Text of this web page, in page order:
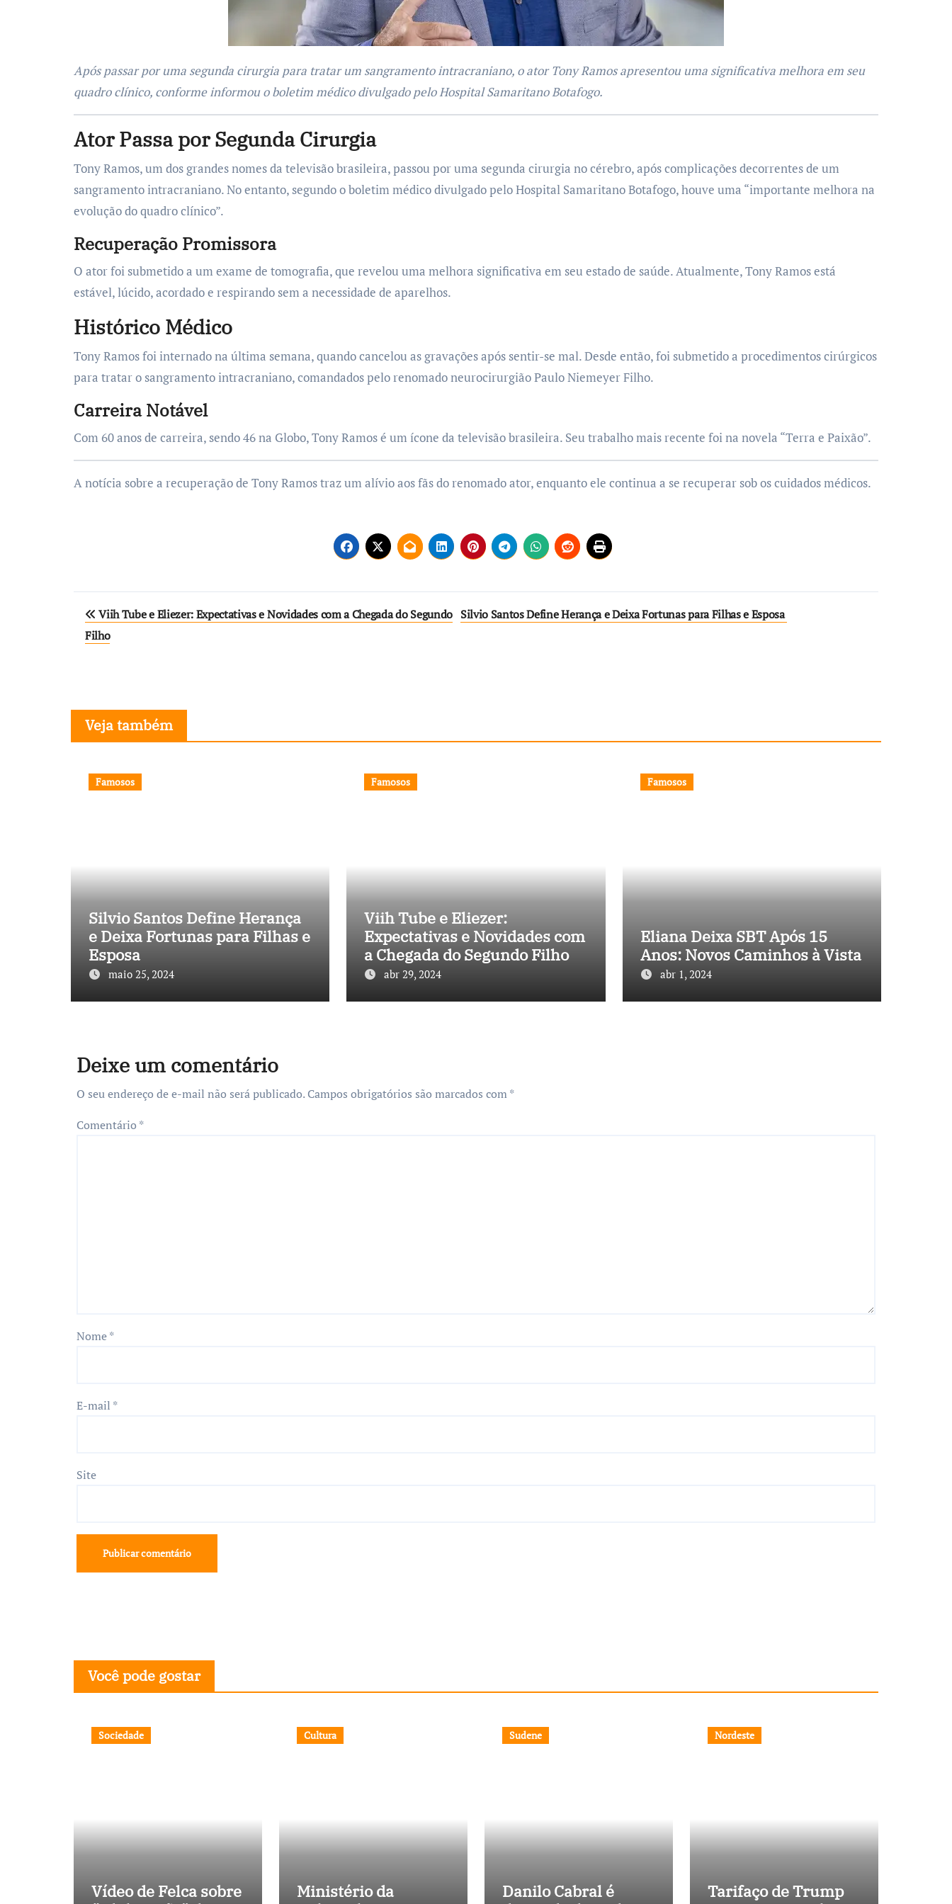
Após passar por uma segunda cirurgia para tratar um sangramento intracraniano, o ator Tony Ramos apresentou uma significativa melhora em seu
quadro clínico, conforme informou o boletim médico divulgado pelo Hospital Samaritano Botafogo.
Ator Passa por Segunda Cirurgia
Tony Ramos, um dos grandes nomes da televisão brasileira, passou por uma segunda cirurgia no cérebro, após complicações decorrentes de um
sangramento intracraniano. No entanto, segundo o boletim médico divulgado pelo Hospital Samaritano Botafogo, houve uma “importante melhora na
evolução do quadro clínico”.
Recuperação Promissora
O ator foi submetido a um exame de tomografia, que revelou uma melhora significativa em seu estado de saúde. Atualmente, Tony Ramos está
estável, lúcido, acordado e respirando sem a necessidade de aparelhos.
Histórico Médico
Tony Ramos foi internado na última semana, quando cancelou as gravações após sentir-se mal. Desde então, foi submetido a procedimentos cirúrgicos
para tratar o sangramento intracraniano, comandados pelo renomado neurocirurgião Paulo Niemeyer Filho.
Carreira Notável
Com 60 anos de carreira, sendo 46 na Globo, Tony Ramos é um ícone da televisão brasileira. Seu trabalho mais recente foi na novela “Terra e Paixão”.
A notícia sobre a recuperação de Tony Ramos traz um alívio aos fãs do renomado ator, enquanto ele continua a se recuperar sob os cuidados médicos.
Navegação
de
Viih Tube e Eliezer: Expectativas e Novidades com a Chegada do Segundo
Filho
Silvio Santos Define Herança e Deixa Fortunas para Filhas e Esposa
Veja também
Famosos
Silvio Santos Define Herança
e Deixa Fortunas para Filhas e
Esposa
maio 25, 2024
Famosos
Viih Tube e Eliezer:
Expectativas e Novidades com
a Chegada do Segundo Filho
abr 29, 2024
Famosos
Eliana Deixa SBT Após 15
Anos: Novos Caminhos à Vista
abr 1, 2024
Deixe um comentário
O seu endereço de e-mail não será publicado. Campos obrigatórios são marcados com*
Comentário *
Nome*
E-mail *
Site
Você pode gostar
Sociedade
Vídeo de Felca sobre
Cultura
Ministério da
Sudene
Danilo Cabral é
Nordeste
Tarifaço de Trump